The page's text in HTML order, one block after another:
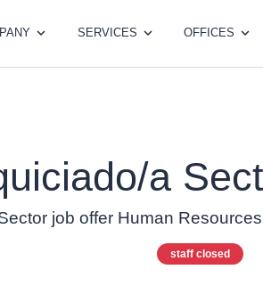
SERVICES OFFICES
a
job offer Human
staff closed